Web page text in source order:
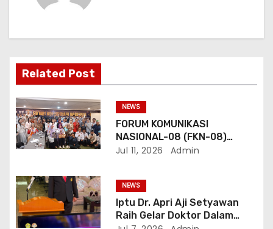
i
p
o
s
Related Post
NEWS
FORUM KOMUNIKASI
NASIONAL-08 (FKN-08)
Dukung Program
Jul 11, 2026 Admin
NEWS
Iptu Dr. Apri Aji Setyawan
Raih Gelar Doktor Dalam